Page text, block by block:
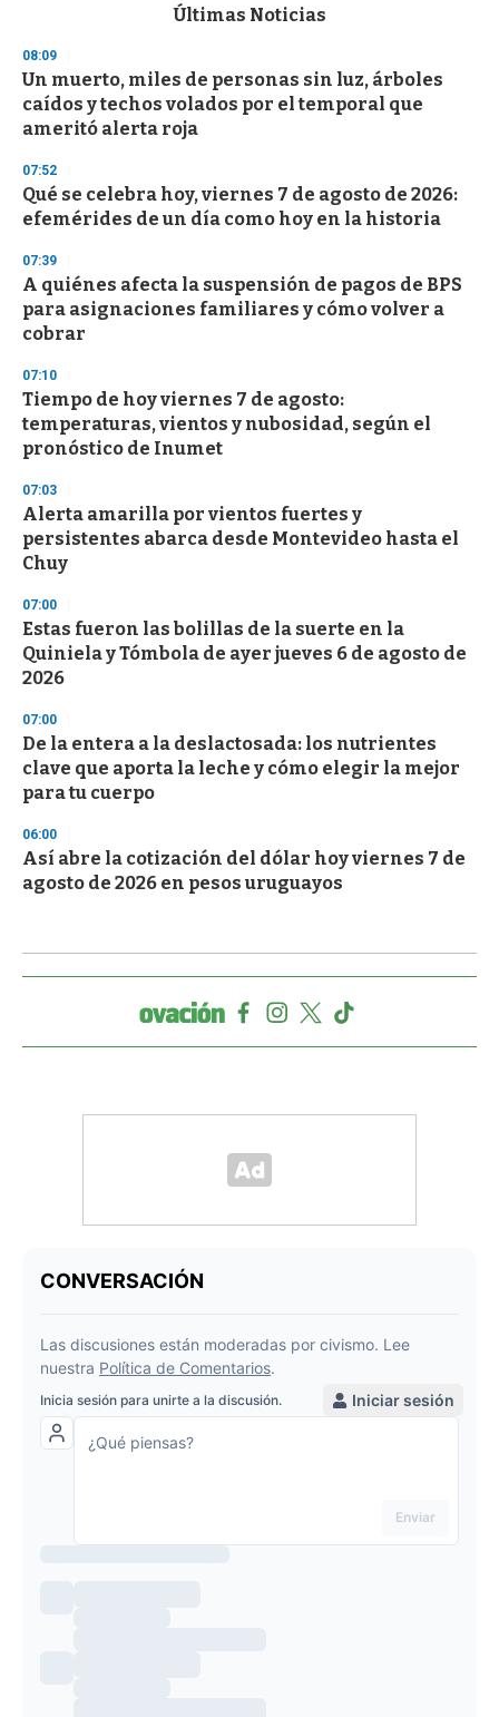
d
s
o
f
3
s
e
c
o
d
s
Últimas Noticias
08:09
Un muerto, miles de personas sin luz, árboles
caídos y techos volados por el temporal que
ameritó alerta roja
07:52
Qué se celebra hoy, viernes 7 de agosto de 2026:
efemérides de un día como hoy en la historia
07:39
A quiénes afecta la suspensión de pagos de BPS
para asignaciones familiares y cómo volver a
cobrar
07:10
Tiempo de hoy viernes 7 de agosto:
temperaturas, vientos y nubosidad, según el
pronóstico de Inumet
07:03
Alerta amarilla por vientos fuertes y
persistentes abarca desde Montevideo hasta el
Chuy
07:00
Estas fueron las bolillas de la suerte en la
Quiniela y Tómbola de ayer jueves 6 de agosto de
2026
07:00
De la entera a la deslactosada: los nutrientes
clave que aporta la leche y cómo elegir la mejor
para tu cuerpo
06:00
Así abre la cotización del dólar hoy viernes 7 de
agosto de 2026 en pesos uruguayos